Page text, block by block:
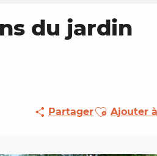
du jardin
PartagerAjouter aux
Ajouter